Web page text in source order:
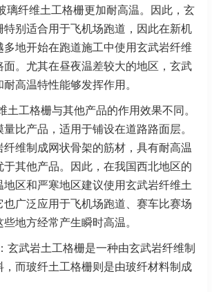
璃纤维土工格栅更加耐高温。因此，玄
特别适合用于飞机场跑道，因此在新机
多地开始在跑道施工中使用玄武岩纤维
面。尤其在昼夜温差较大的地区，玄武
高温特性能够发挥作用。
土工格栅与其他产品的作用效果不同。
比产品，适用于铺设在道路路面层。
纤维制成网状骨架的筋材，具有耐高温
于其他产品。因此，在我国西北地区的
区和严寒地区建议使用玄武岩纤维土
也广泛应用于飞机场跑道、赛车比赛场
地方经常产生瞬时高温。
玄武岩土工格栅是一种由玄武岩纤维制
，而玻纤土工格栅则是由玻纤材料制成